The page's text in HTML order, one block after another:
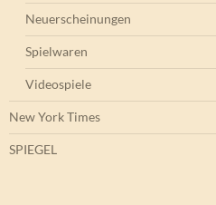
Neuerscheinungen
Spielwaren
Videospiele
New York Times
SPIEGEL